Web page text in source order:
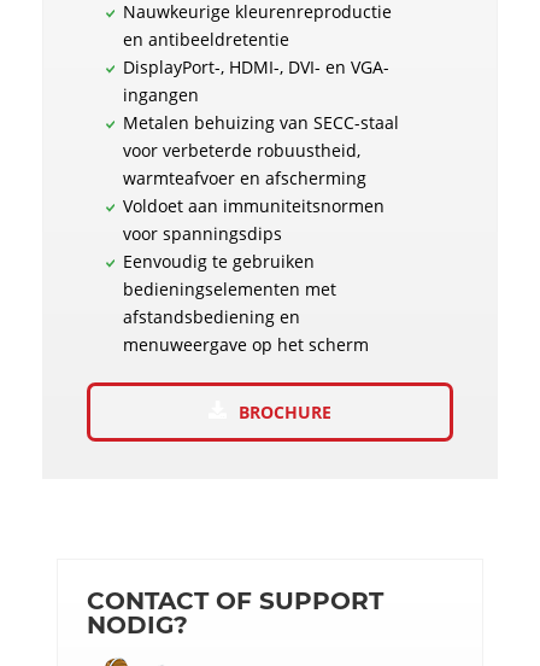
Nauwkeurige kleurenreproductie
en antibeeldretentie
DisplayPort-, HDMI-, DVI- en VGA-
ingangen
Metalen behuizing van SECC-staal
voor verbeterde robuustheid,
warmteafvoer en afscherming
Voldoet aan immuniteitsnormen
voor spanningsdips
Eenvoudig te gebruiken
bedieningselementen met
afstandsbediening en
menuweergave op het scherm
BROCHURE
CONTACT OF SUPPORT
NODIG?